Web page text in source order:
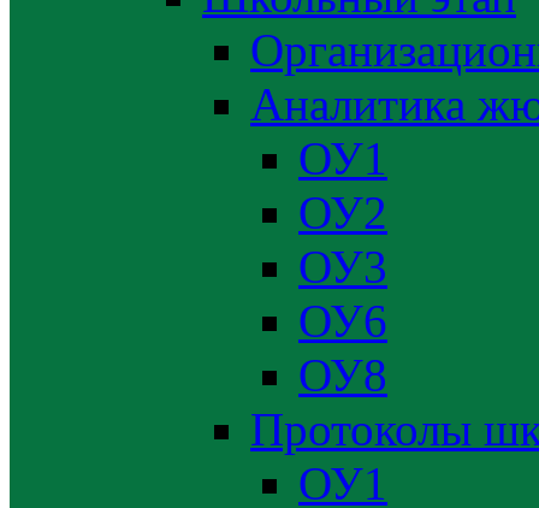
Аналитика
ОУ1
ОУ2
ОУ3
ОУ6
ОУ8
Протоколы
ОУ1